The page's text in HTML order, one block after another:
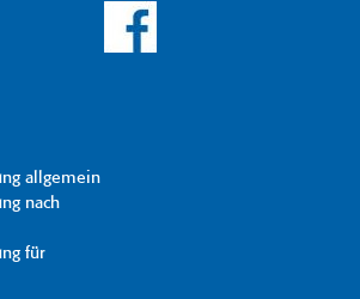
allgemein
nach
für